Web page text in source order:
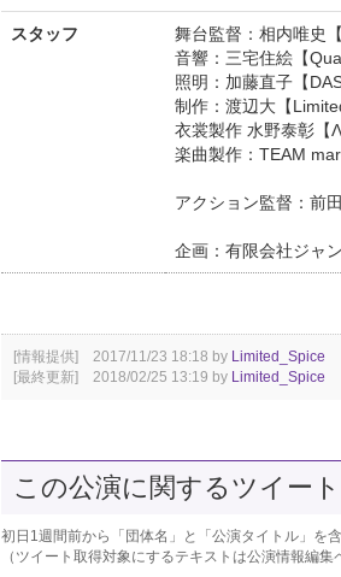
スタッフ
舞台監督：相内唯史【
音響：三宅住絵【
照明：加藤直子【
制作：渡辺大【
衣裳製作 水野泰彰【
楽曲製作：TEAM
アクション監督：前
企画：有限会社ジャ
[情報提供] 2017/11/23 18:18 by Limited_Spice
[最終更新] 2018/02/25 13:19 by Limited_Spice
この公演に関するツイート
初日1週間前から「団体名」と「公演タイトル」を
（ツイート取得対象にするテキストは公演情報編集